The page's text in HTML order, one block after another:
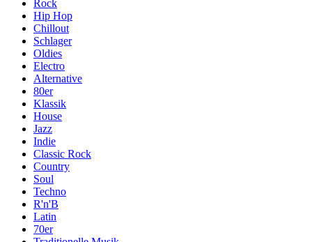
Rock
Hip Hop
Chillout
Schlager
Oldies
Electro
Alternative
80er
Klassik
House
Jazz
Indie
Classic Rock
Country
Soul
Techno
R'n'B
Latin
70er